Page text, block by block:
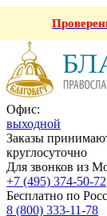
Офис:
выходной
Заказы
круглосуточно
Для звонков из
+7 (495) 374-50-72
Бесплатно по
8 (800) 333-11-78